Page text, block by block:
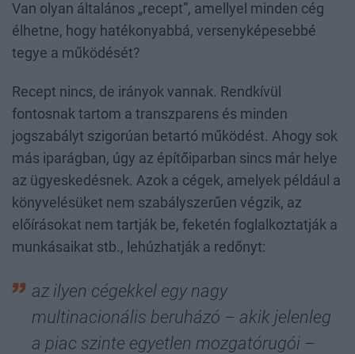
Van olyan általános „recept”, amellyel minden cég
élhetne, hogy hatékonyabbá, versenyképesebbé
tegye a működését?
Recept nincs, de irányok vannak. Rendkívül
fontosnak tartom a transzparens és minden
jogszabályt szigorúan betartó működést. Ahogy sok
más iparágban, úgy az építőiparban sincs már helye
az ügyeskedésnek. Azok a cégek, amelyek például a
könyvelésüket nem szabályszerűen végzik, az
előírásokat nem tartják be, feketén foglalkoztatják a
munkásaikat stb., lehúzhatják a redőnyt:
az ilyen cégekkel egy nagy
multinacionális beruházó – akik jelenleg
a piac szinte egyetlen mozgatórugói –